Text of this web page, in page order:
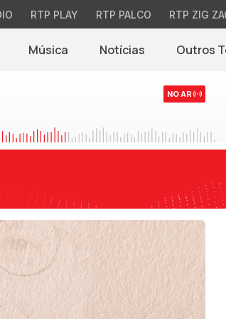
RTP PLAY RTP PALCO RTP ZIG
Música Notícias(abre em nova
Outros
NO AR